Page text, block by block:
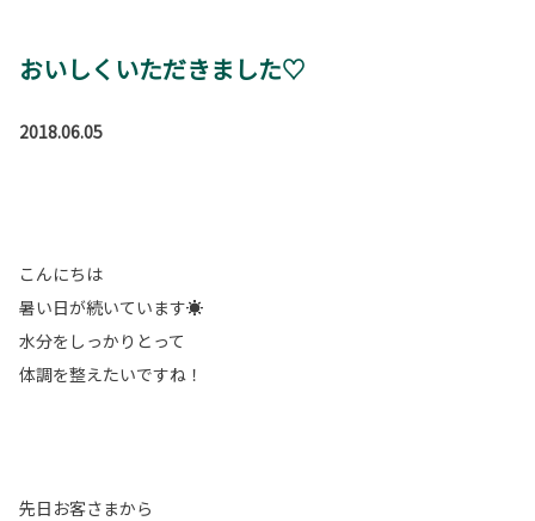
おいしくいただきました♡
2018.06.05
こんにちは
暑い日が続いています☀
水分をしっかりとって
体調を整えたいですね！
先日お客さまから